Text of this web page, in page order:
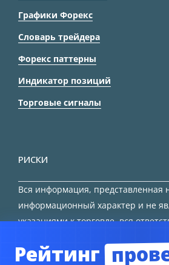
Графики Форекс
Словарь трейдера
Форекс паттерны
Индикатор позиций
Торговые сигналы
РИСКИ
Вся информация, представленная
информационный характер и не
указаниями к торговле, вся
Рейтинг